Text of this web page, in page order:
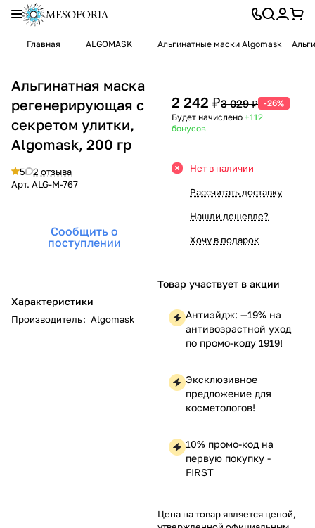
Главная ALGOMASK Альгинатные маски Algomask
Альгинатная маска
регенерирующая с
секретом улитки,
Algomask, 200 гр
5
2 отзыва
Арт. ALG-M-767
Сообщить о
поступлении
Характеристики
Производитель: Algomask
2 242 ₽3 029 ₽ -26%
Будет начислено +112
бонусов
Нет в наличии
Рассчитать доставку
Нашли дешевле?
Хочу в подарок
Товар участвует в акции
Антиэйдж: —19% на
антивозрастной уход
по промо-коду 1919!
Эксклюзивное
предложение для
косметологов!
10% промо-код на
первую покупку -
FIRST
Цена на товар является ценой,